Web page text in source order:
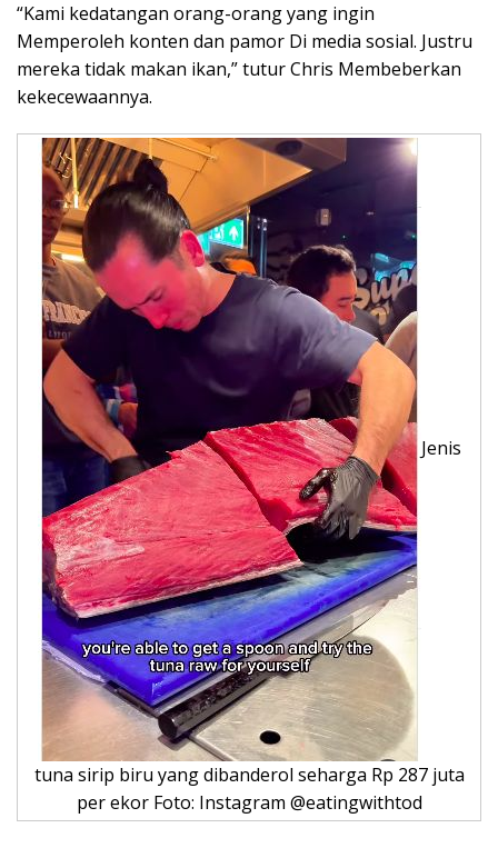
“Kami kedatangan orang-orang yang ingin
Memperoleh konten dan pamor Di media sosial. Justru
mereka tidak makan ikan,” tutur Chris Membeberkan
kekecewaannya.
Jenis
tuna sirip biru yang dibanderol seharga Rp 287 juta
per ekor Foto: Instagram @eatingwithtod